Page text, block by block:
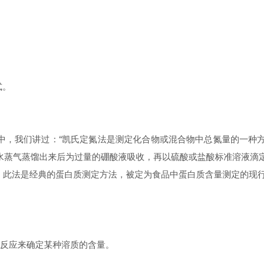
我们讲过：“凯氏定氮法是测定化合物或混合物中总氮量的一种
气蒸馏出来后为过量的硼酸液吸收，再以硫酸或盐酸标准溶液滴
法是经典的蛋白质测定方法，被定为食品中蛋白质含量测定的现
应来确定某种溶质的含量。